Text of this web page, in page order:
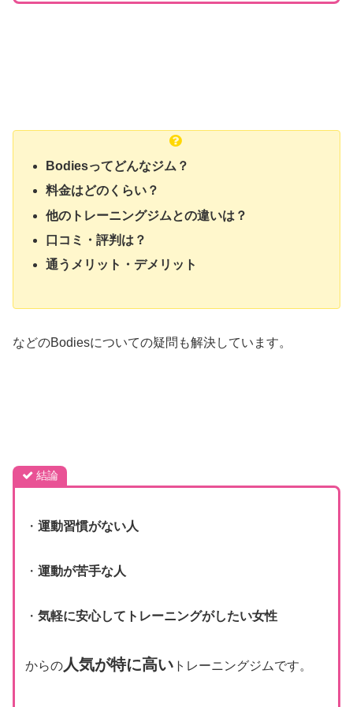
Bodiesってどんなジム？
料金はどのくらい？
他のトレーニングジムとの違いは？
口コミ・評判は？
通うメリット・デメリット
などのBodiesについての疑問も解決しています。
結論
・ 運動習慣がない人
・ 運動が苦手な人
・ 気軽に安心してトレーニングがしたい女性
からの人気が特に高いトレーニングジムです。